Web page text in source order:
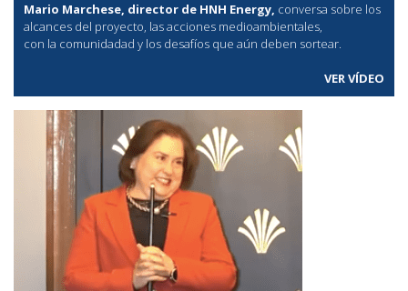
Mario Marchese, director de HNH Energy, conversa sobre los
alcances del proyecto, las acciones medioambientales,
con la comunidadad y los desafíos que aún deben sortear.
VER VÍDEO